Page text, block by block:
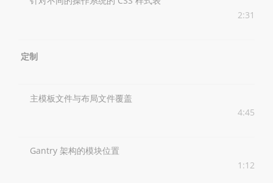
2:31
定制
主模板文件与布局文件覆盖
4:45
Gantry 架构的模块位置
1:12